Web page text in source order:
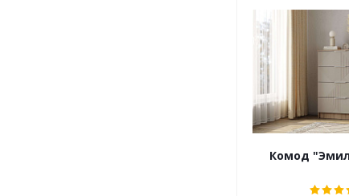
Комод